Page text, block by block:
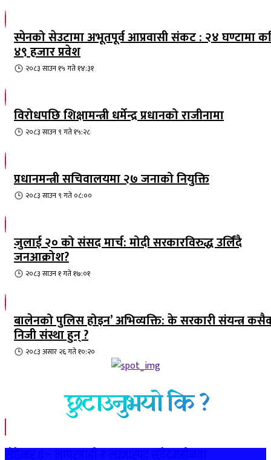
स्पेनको सेउटामा अभूतपूर्व आप्रवासी संकट : २४ घण्टामा
४९ हजार प्रवेश
२०८३ साउन १५ गते १४:३१
विरोधपछि शिक्षामन्त्री धर्मेन्द्र प्रधानको राजीनामा
२०८३ साउन ९ गते १५:२८
प्रधानमन्त्री सचिवालयमा २७ जनाको नियुक्ति
२०८३ साउन ९ गते ०८:००
जुलाई २० को संसद मार्च: मोदी सरकारविरुद्ध उर्लिंदै
जनआक्रोश?
२०८३ साउन १ गते १७:०१
बालेनको पुलिस होइन’ अभिव्यक्ति: के सरकारी संयन्त्र
निजी संस्था हुन् ?
२०८३ असार २६ गते १०:२०
छुटाउनुभयो कि ?